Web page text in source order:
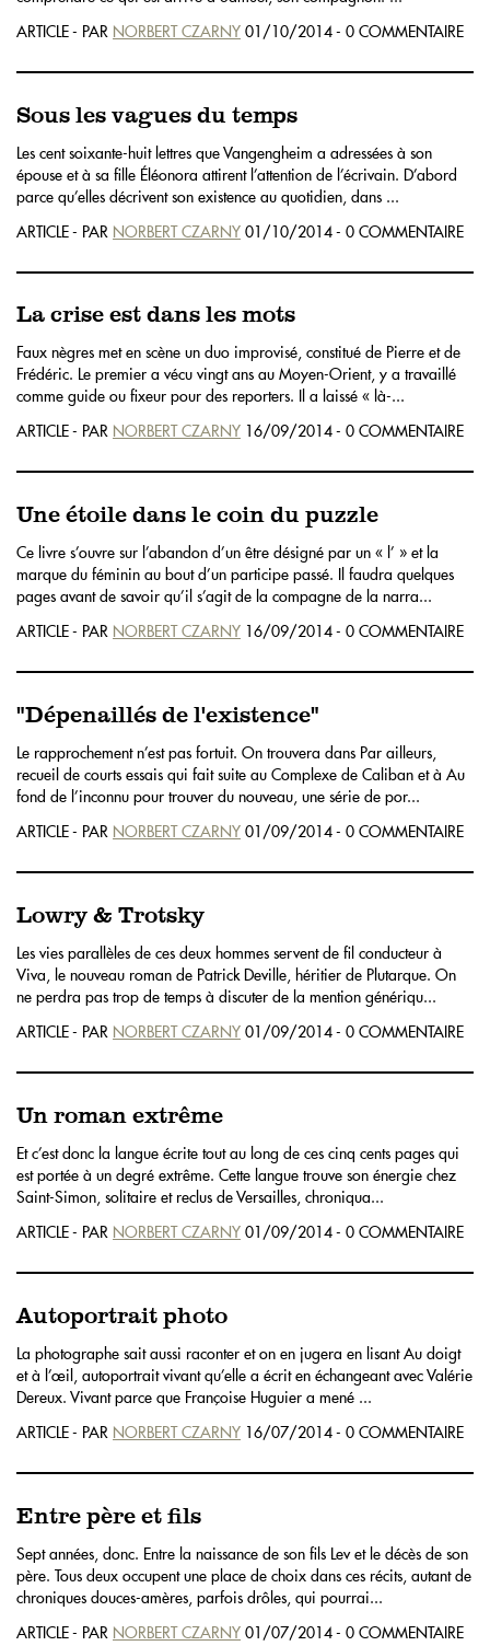
ARTICLE - PAR NORBERT CZARNY 01/10/2014 - 0 COMMENTAIRE
Sous les vagues du temps
Les cent soixante-huit lettres que Vangengheim a adressées à son
épouse et à sa fille Éléonora attirent l’attention de l’écrivain. D’abord
parce qu’elles décrivent son existence au quotidien, dans ...
ARTICLE - PAR NORBERT CZARNY 01/10/2014 - 0 COMMENTAIRE
La crise est dans les mots
Faux nègres met en scène un duo improvisé, constitué de Pierre et de
Frédéric. Le premier a vécu vingt ans au Moyen-Orient, y a travaillé
comme guide ou fixeur pour des reporters. Il a laissé « là-...
ARTICLE - PAR NORBERT CZARNY 16/09/2014 - 0 COMMENTAIRE
Une étoile dans le coin du puzzle
Ce livre s’ouvre sur l’abandon d’un être désigné par un « l’ » et la
marque du féminin au bout d’un participe passé. Il faudra quelques
pages avant de savoir qu’il s’agit de la compagne de la narra...
ARTICLE - PAR NORBERT CZARNY 16/09/2014 - 0 COMMENTAIRE
"Dépenaillés de l'existence"
Le rapprochement n’est pas fortuit. On trouvera dans Par ailleurs,
recueil de courts essais qui fait suite au Complexe de Caliban et à Au
fond de l’inconnu pour trouver du nouveau, une série de por...
ARTICLE - PAR NORBERT CZARNY 01/09/2014 - 0 COMMENTAIRE
Lowry & Trotsky
Les vies parallèles de ces deux hommes servent de fil conducteur à
Viva, le nouveau roman de Patrick Deville, héritier de Plutarque. On
ne perdra pas trop de temps à discuter de la mention génériqu...
ARTICLE - PAR NORBERT CZARNY 01/09/2014 - 0 COMMENTAIRE
Un roman extrême
Et c’est donc la langue écrite tout au long de ces cinq cents pages qui
est portée à un degré extrême. Cette langue trouve son énergie chez
Saint-Simon, solitaire et reclus de Versailles, chroniqua...
ARTICLE - PAR NORBERT CZARNY 01/09/2014 - 0 COMMENTAIRE
Autoportrait photo
La photographe sait aussi raconter et on en jugera en lisant Au doigt
et à l’œil, autoportrait vivant qu’elle a écrit en échangeant avec Valérie
Dereux. Vivant parce que Françoise Huguier a mené ...
ARTICLE - PAR NORBERT CZARNY 16/07/2014 - 0 COMMENTAIRE
Entre père et fils
Sept années, donc. Entre la naissance de son fils Lev et le décès de son
père. Tous deux occupent une place de choix dans ces récits, autant de
chroniques douces-amères, parfois drôles, qui pourrai...
ARTICLE - PAR NORBERT CZARNY 01/07/2014 - 0 COMMENTAIRE